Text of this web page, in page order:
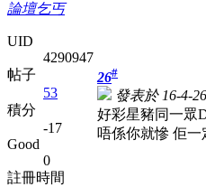
論壇乞丐
UID
4290947
帖子
53
積分
-17
Good
0
註冊時間
26#
發表於 16-4-
好彩星豬同一眾
唔係你就慘 佢